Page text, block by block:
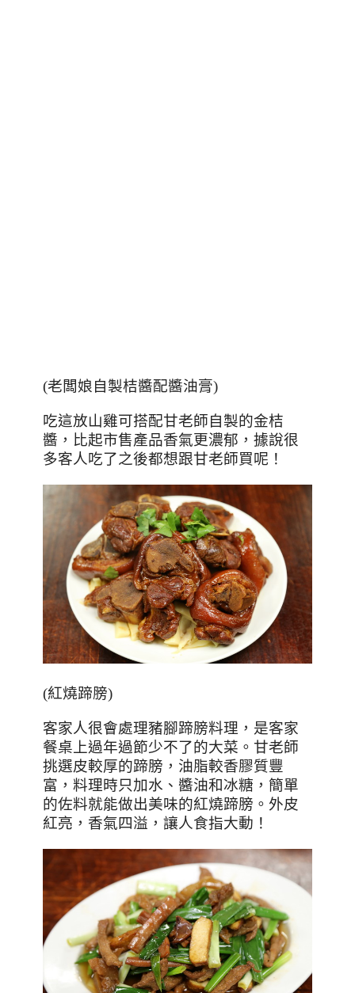
(老闆娘自製桔醬配醬油膏)
吃這放山雞可搭配甘老師自製的金桔
醬，比起市售產品香氣更濃郁，據說很
多客人吃了之後都想跟甘老師買呢！
(紅燒蹄膀)
客家人很會處理豬腳蹄膀料理，是客家
餐桌上過年過節少不了的大菜。甘老師
挑選皮較厚的蹄膀，油脂較香膠質豐
富，料理時只加水、醬油和冰糖，簡單
的佐料就能做出美味的紅燒蹄膀。外皮
紅亮，香氣四溢，讓人食指大動！